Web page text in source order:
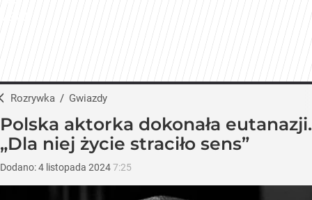
Rozrywka / Gwiazdy
Polska aktorka dokonała eutanazji.
„Dla niej życie straciło sens”
Dodano:4 listopada 20247:25